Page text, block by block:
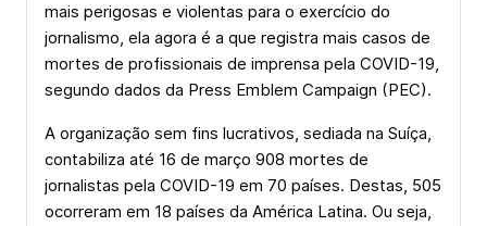
mais perigosas e violentas para o exercício do
jornalismo, ela agora é a que registra mais casos de
mortes de profissionais de imprensa pela COVID-19,
segundo dados da Press Emblem Campaign (PEC).
A organização sem fins lucrativos, sediada na Suíça,
contabiliza até 16 de março 908 mortes de
jornalistas pela COVID-19 em 70 países. Destas, 505
ocorreram em 18 países da América Latina. Ou seja,